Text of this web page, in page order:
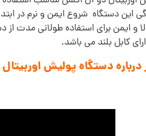
این دستگاه شروع ایمن و نرم در
و ایمن برای استفاده طولانی مدت از
کابل بلند می باشد.
دستگاه پولیش